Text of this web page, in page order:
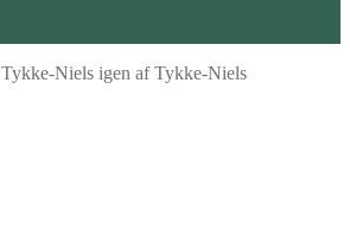
Tykke-Niels igen af Tykke-Niels